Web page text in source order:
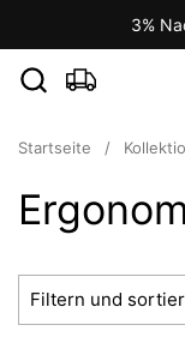
Zum Inhalt springen
3%
Startseite /
Filtern und